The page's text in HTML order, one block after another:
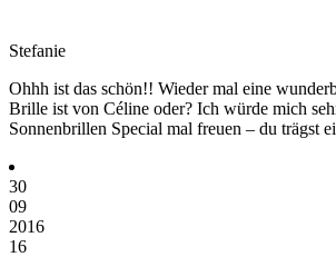
Stefanie
Ohhh ist das schön!! Wieder mal eine
Brille ist von Céline oder? Ich würde mich
Sonnenbrillen Special mal freuen – du trägst
30
09
2016
16